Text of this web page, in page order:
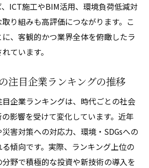
ICT施工やBIM活用、環境負荷低減対
り組みも高評価につながります。こ
、客観的かつ業界全体を俯瞰したラ
ています。
注目企業ランキングの推移
企業ランキングは、時代ごとの社会
影響を受けて変化しています。近年
害対策への対応力、環境・SDGsへの
傾向です。実際、ランキング上位の
野で積極的な投資や新技術の導入を